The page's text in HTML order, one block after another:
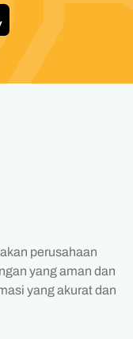
perusahaan
yang aman dan
yang akurat dan